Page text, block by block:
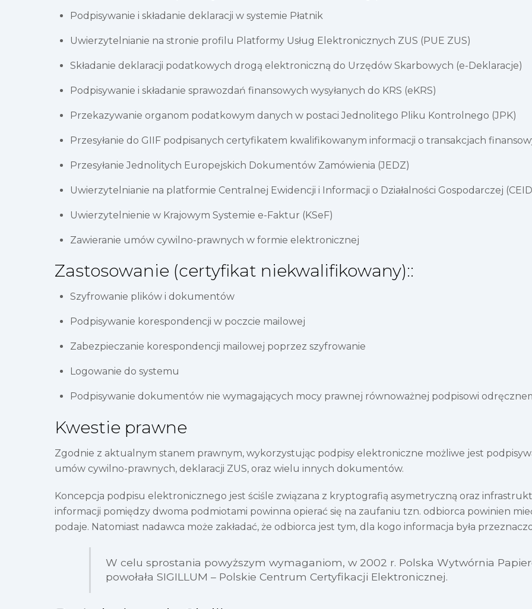
Podpisywanie i składanie deklaracji w systemie Płatnik
Uwierzytelnianie na stronie profilu Platformy Usług Elektronicznych ZUS (PUE ZUS)
Składanie deklaracji podatkowych drogą elektroniczną do Urzędów Skarbowych (e-Deklaracje)
Podpisywanie i składanie sprawozdań finansowych wysyłanych do KRS (eKRS)
Przekazywanie organom podatkowym danych w postaci Jednolitego Pliku Kontrolnego (JPK)
Przesyłanie do GIIF podpisanych certyfikatem kwalifikowanym informacji o transakcjach
Przesyłanie Jednolitych Europejskich Dokumentów Zamówienia (JEDZ)
Uwierzytelnianie na platformie Centralnej Ewidencji i Informacji o Działalności Gospodarczej
Uwierzytelnienie w Krajowym Systemie e-Faktur (KSeF)
Zawieranie umów cywilno-prawnych w formie elektronicznej
Zastosowanie (certyfikat niekwalifikowany)::
Szyfrowanie plików i dokumentów
Podpisywanie korespondencji w poczcie mailowej
Zabezpieczanie korespondencji mailowej poprzez szyfrowanie
Logowanie do systemu
Podpisywanie dokumentów nie wymagających mocy prawnej równoważnej podpisowi
Kwestie prawne
Zgodnie z aktualnym stanem prawnym, wykorzystując podpisy elektroniczne możliwe jest
umów cywilno-prawnych, deklaracji ZUS, oraz wielu innych dokumentów.
Koncepcja podpisu elektronicznego jest ściśle związana z kryptografią asymetryczną oraz
informacji pomiędzy dwoma podmiotami powinna opierać się na zaufaniu tzn. odbiorca powinien
podaje. Natomiast nadawca może zakładać, że odbiorca jest tym, dla kogo informacja była
W celu sprostania powyższym wymaganiom, w 2002 r. Polska Wytwórnia
powołała SIGILLUM – Polskie Centrum Certyfikacji Elektronicznej.